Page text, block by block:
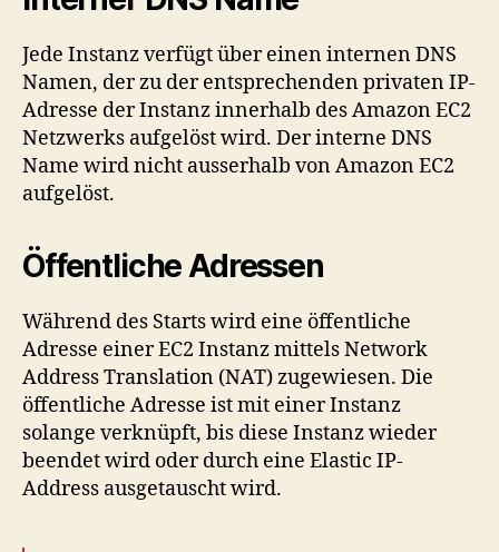
Jede Instanz verfügt über einen internen DNS
Namen, der zu der entsprechenden privaten IP-
Adresse der Instanz innerhalb des Amazon EC2
Netzwerks aufgelöst wird. Der interne DNS
Name wird nicht ausserhalb von Amazon EC2
aufgelöst.
Öffentliche Adressen
Während des Starts wird eine öffentliche
Adresse einer EC2 Instanz mittels Network
Address Translation (NAT) zugewiesen. Die
öffentliche Adresse ist mit einer Instanz
solange verknüpft, bis diese Instanz wieder
beendet wird oder durch eine Elastic IP-
Address ausgetauscht wird.